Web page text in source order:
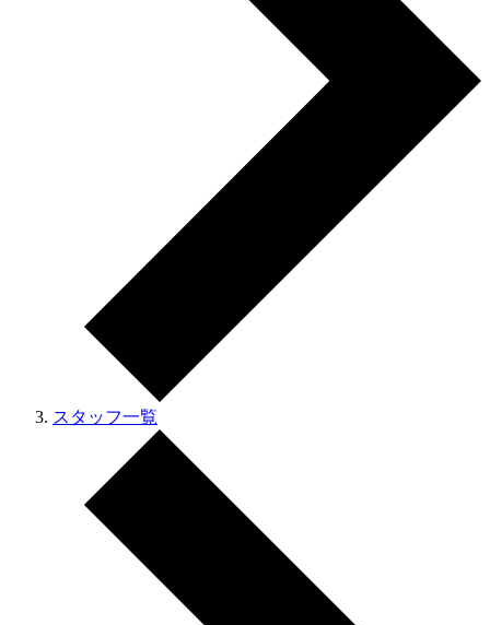
スタッフ一覧